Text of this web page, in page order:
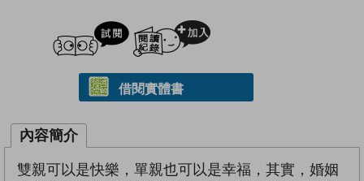
試閲
借閱實體書
內容簡介
雙親可以是快樂，單親也可以是幸福，其實，婚姻